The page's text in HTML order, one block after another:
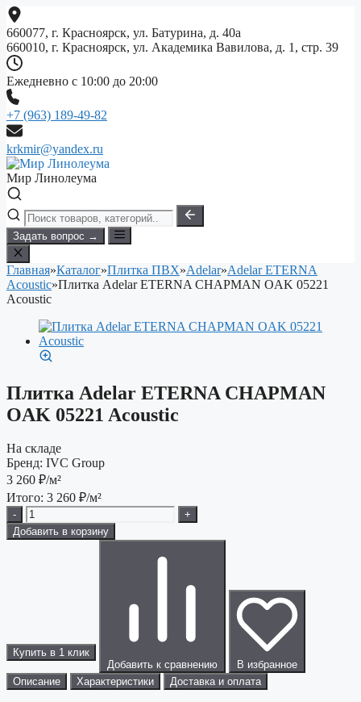
Перейти
к
содержимому
660077, г. Красноярск, ул. Батурина, д. 40а
660010, г. Красноярск, ул. Академика Вавилова, д. 1, стр. 39
Ежедневно с 10:00 до 20:00
+7 (963) 189-49-82
krkmir@yandex.ru
Мир Линолеума
Задать вопрос →
Главная»Каталог»Плитка ПВХ»Adelar»Adelar ETERNA
Acoustic»Плитка Adelar ETERNA CHAPMAN OAK 05221
Acoustic
Плитка Adelar ETERNA CHAPMAN
OAK 05221 Acoustic
На складе
Бренд: IVC Group
3 260 ₽/м²
Итого: 3 260 ₽/м²
-
+
Добавить в корзину
Купить в 1 клик
Добавить к сравнению
В избранное
Описание
Характеристики Доставка и оплата